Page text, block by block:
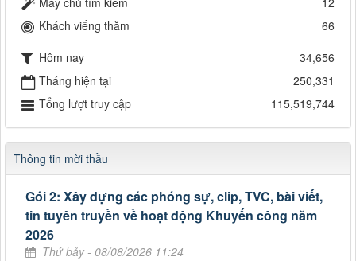
Khách viếng thăm
66
Hôm nay
34,656
Tháng hiện tại
250,331
Tổng lượt truy cập
115,519,744
Thông tin mời thầu
Gói 2: Xây dựng các phóng sự, clip, TVC, bài viết,
tin tuyên truyền về hoạt động Khuyến công năm
2026
Thứ bảy - 08/08/2026 11:24